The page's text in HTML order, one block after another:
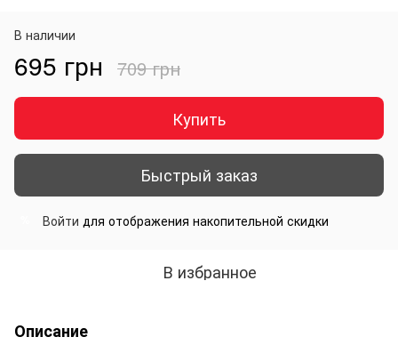
В наличии
695 грн 709 грн
Купить
Быстрый заказ
Войти для отображения накопительной скидки
В избранное
Описание